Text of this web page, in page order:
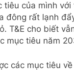
của mình
đông rất lạnh
T&E cho biết
mục tiêu năm
các mục tiêu